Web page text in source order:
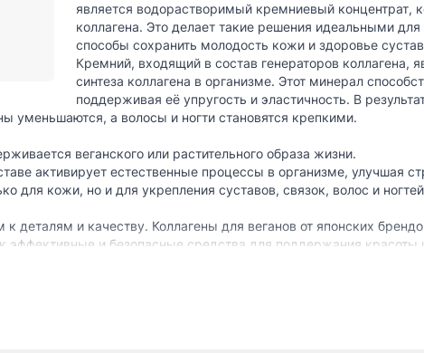
является водорастворимый кремниевый концентрат,
коллагена. Это делает такие решения идеальными
способы сохранить молодость кожи и здоровье
Кремний, входящий в состав генераторов
синтеза коллагена в организме. Этот минерал
поддерживая её упругость и эластичность. В
уменьшаются, а волосы и ногти становятся крепкими.
веганского или растительного образа жизни.
активирует естественные процессы в организме, улучшая
для кожи, но и для укрепления суставов, связок, волос и
деталям и качеству. Коллагены для веганов от японских
эффективные и безопасные средства для поддержания красоты